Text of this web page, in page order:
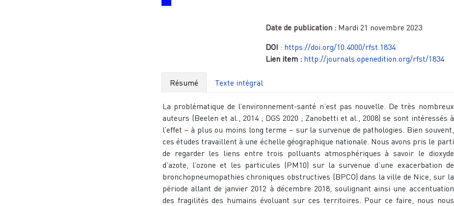
Date de publication : Mardi 21 novembre 2023
DOI : https://doi.org/10.4000/rfst.1834
Lien item : http://journals.openedition.org/rfst/1834
Résumé Texte intégral
La problématique de l’environnement-santé n’est pas nouvelle. De très nombreux
auteurs (Beelen et al., 2014 ; DGS 2020 ; Zanobetti et al., 2008) se sont intéressés à
l’effet – à plus ou moins long terme – sur la survenue de pathologies. Bien souvent,
ces études travaillent à une échelle géographique nationale. Nous avons pris le parti
de regarder les liens entre trois polluants atmosphériques à savoir le dioxyde
d’azote, l’ozone et les particules (PM10) sur la survenue d’une exacerbation de
bronchopneumopathies chroniques obstructives (BPCO) dans la ville de Nice, sur la
période allant de janvier 2012 à décembre 2018, soulignant ainsi une accentuation
des fragilités des humains évoluant sur ces territoires. Pour ce faire, nous nous